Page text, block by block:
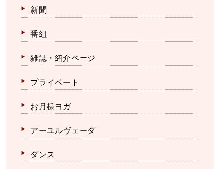
新聞
番組
雑誌・紹介ページ
プライベート
お月様ヨガ
アーユルヴェーダ
ダンス